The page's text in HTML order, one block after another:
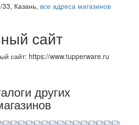
Казань, все адреса магазинов
сайт
сайт: https://www.tupperware.ru
других